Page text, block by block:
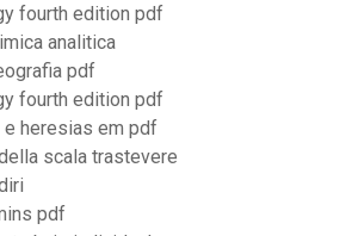
fourth edition pdf
analitica
pdf
fourth edition pdf
heresias em pdf
scala trastevere
pdf